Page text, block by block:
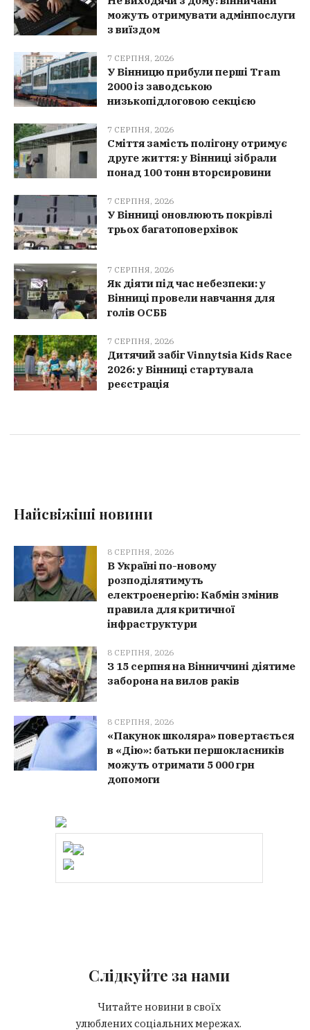
можуть отримувати адмінпослуги
з виїздом
7 СЕРПНЯ, 2026
У Вінницю прибули перші Tram
2000 із заводською
низькопідлоговою секцією
7 СЕРПНЯ, 2026
Сміття замість полігону отримує
друге життя: у Вінниці зібрали
понад 100 тонн вторсировини
7 СЕРПНЯ, 2026
У Вінниці оновлюють покрівлі
трьох багатоповерхівок
7 СЕРПНЯ, 2026
Як діяти під час небезпеки: у
Вінниці провели навчання для
голів ОСББ
7 СЕРПНЯ, 2026
Дитячий забіг Vinnytsia Kids Race
2026: у Вінниці стартувала
реєстрація
Найсвіжіші новини
8 СЕРПНЯ, 2026
В Україні по-новому
розподілятимуть
електроенергію: Кабмін змінив
правила для критичної
інфраструктури
8 СЕРПНЯ, 2026
З 15 серпня на Вінниччині діятиме
заборона на вилов раків
8 СЕРПНЯ, 2026
«Пакунок школяра» повертається
в «Дію»: батьки першокласників
можуть отримати 5 000 грн
допомоги
Слідкуйте за нами
Читайте новини в своїх
улюблених соціальних мережах.